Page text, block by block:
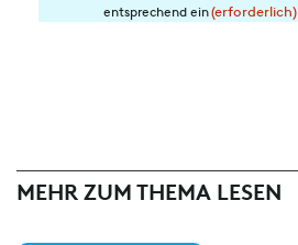
entsprechend ein(erforderlich)
MEHR ZUM THEMA LESEN